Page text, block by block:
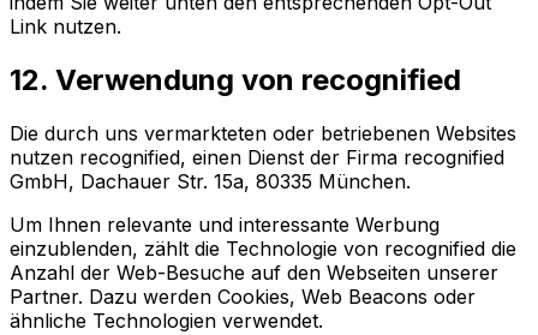
Link nutzen.
12. Verwendung von recognified
Die durch uns vermarkteten oder betriebenen Websites
nutzen recognified, einen Dienst der Firma recognified
GmbH, Dachauer Str. 15a, 80335 München.
Um Ihnen relevante und interessante Werbung
einzublenden, zählt die Technologie von recognified die
Anzahl der Web-Besuche auf den Webseiten unserer
Partner. Dazu werden Cookies, Web Beacons oder
ähnliche Technologien verwendet.